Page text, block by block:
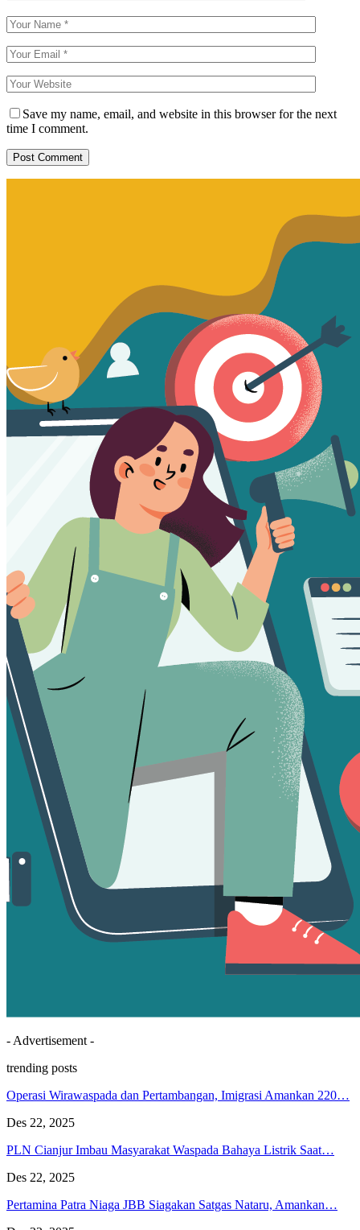
Save my name, email, and website in this browser for the next
time I comment.
- Advertisement -
trending posts
Operasi Wirawaspada dan Pertambangan, Imigrasi Amankan 220…
Des 22, 2025
PLN Cianjur Imbau Masyarakat Waspada Bahaya Listrik Saat…
Des 22, 2025
Pertamina Patra Niaga JBB Siagakan Satgas Nataru, Amankan…